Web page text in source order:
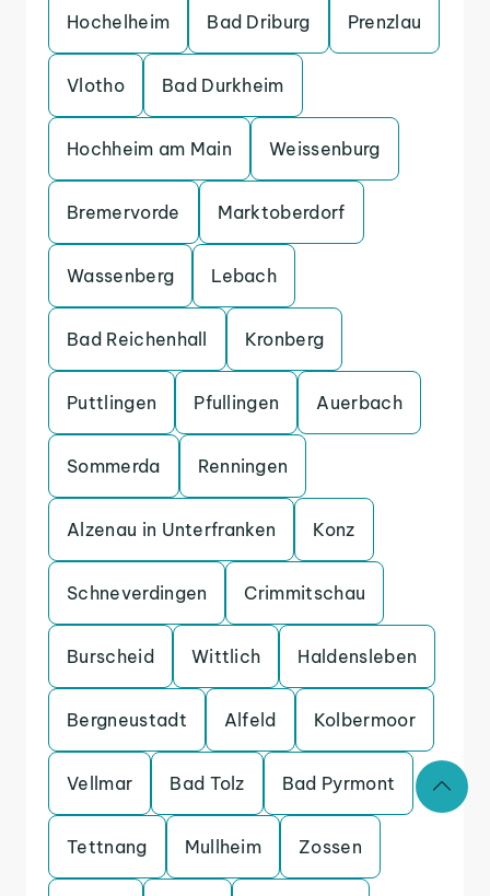
Hochelheim Bad Driburg Prenzlau
Vlotho Bad Durkheim
Hochheim am Main Weissenburg
Bremervorde Marktoberdorf
Wassenberg Lebach
Bad Reichenhall Kronberg
Puttlingen Pfullingen Auerbach
Sommerda Renningen
Alzenau in Unterfranken Konz
Schneverdingen Crimmitschau
Burscheid Wittlich Haldensleben
Bergneustadt Alfeld Kolbermoor
Vellmar Bad Tolz Bad Pyrmont
Tettnang Mullheim Zossen